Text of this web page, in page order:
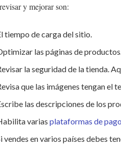
y mejorar son:
tiempo de carga del sitio.
las páginas de
la seguridad de la tienda.
que las imágenes tengan el
las descripciones de los
variasplataformas de pago
vendes en varios países debes